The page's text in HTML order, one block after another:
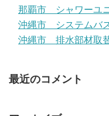
那覇市 シャワーユ
沖縄市 システムバ
沖縄市 排水部材取
最近のコメント